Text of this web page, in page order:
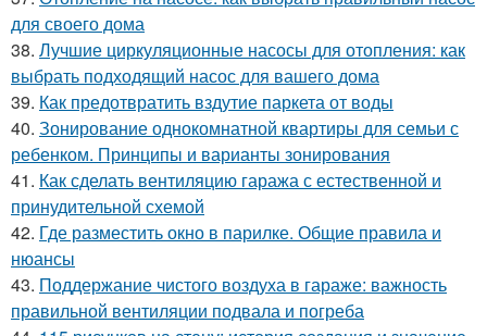
для своего дома
38. Лучшие циркуляционные насосы для отопления: как
выбрать подходящий насос для вашего дома
39. Как предотвратить вздутие паркета от воды
40. Зонирование однокомнатной квартиры для семьи с
ребенком. Принципы и варианты зонирования
41. Как сделать вентиляцию гаража с естественной и
принудительной схемой
42. Где разместить окно в парилке. Общие правила и
нюансы
43. Поддержание чистого воздуха в гараже: важность
правильной вентиляции подвала и погреба